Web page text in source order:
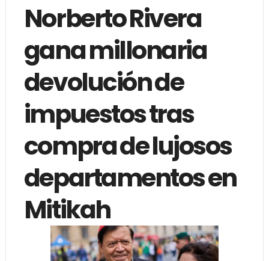
Norberto Rivera
gana millonaria
devolución de
impuestos tras
compra de lujosos
departamentos en
Mitikah